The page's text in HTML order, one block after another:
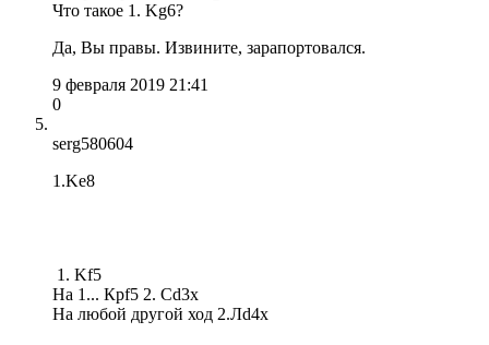
Что такое 1. Kg6?
Да, Вы правы. Извините, зарапортовался.
9 февраля 2019 21:41
0
serg580604
1.Ke8
1. Kf5
На 1... Крf5 2. Cd3x
На любой другой ход 2.Лd4x